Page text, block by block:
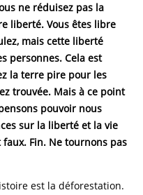
ne réduisez pas la
liberté. Vous êtes libre
mais cette liberté
personnes. Cela est
la terre pire pour les
trouvée. Mais à ce point
pouvoir nous
sur la liberté et la vie
faux. Fin. Ne tournons pas
est la déforestation.